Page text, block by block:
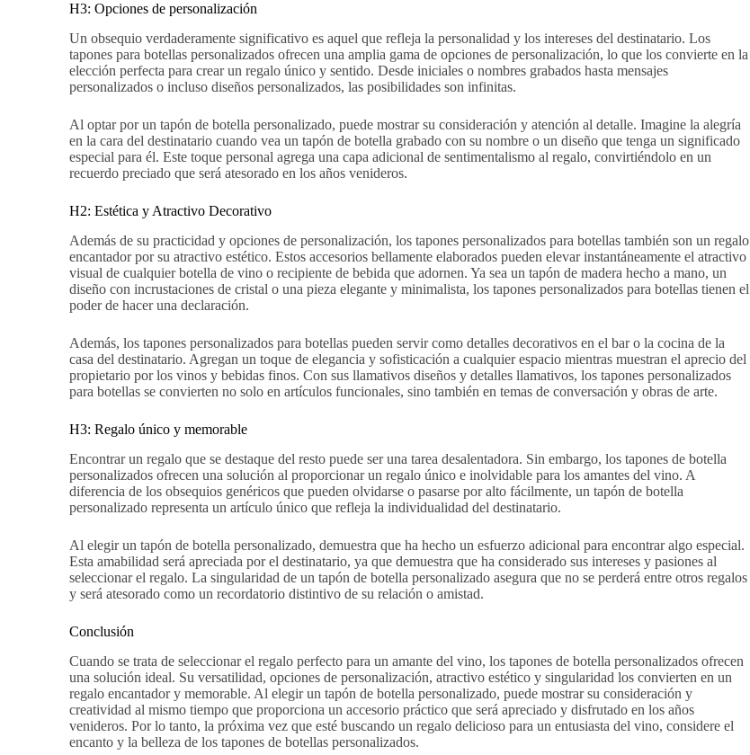
H3: Opciones de personalización
Un obsequio verdaderamente significativo es aquel que refleja la personalidad y los intereses del destinatario. Los
tapones para botellas personalizados ofrecen una amplia gama de opciones de personalización, lo que los convierte en la
elección perfecta para crear un regalo único y sentido. Desde iniciales o nombres grabados hasta mensajes
personalizados o incluso diseños personalizados, las posibilidades son infinitas.
Al optar por un tapón de botella personalizado, puede mostrar su consideración y atención al detalle. Imagine la alegría
en la cara del destinatario cuando vea un tapón de botella grabado con su nombre o un diseño que tenga un significado
especial para él. Este toque personal agrega una capa adicional de sentimentalismo al regalo, convirtiéndolo en un
recuerdo preciado que será atesorado en los años venideros.
H2: Estética y Atractivo Decorativo
Además de su practicidad y opciones de personalización, los tapones personalizados para botellas también son un regalo
encantador por su atractivo estético. Estos accesorios bellamente elaborados pueden elevar instantáneamente el atractivo
visual de cualquier botella de vino o recipiente de bebida que adornen. Ya sea un tapón de madera hecho a mano, un
diseño con incrustaciones de cristal o una pieza elegante y minimalista, los tapones personalizados para botellas tienen el
poder de hacer una declaración.
Además, los tapones personalizados para botellas pueden servir como detalles decorativos en el bar o la cocina de la
casa del destinatario. Agregan un toque de elegancia y sofisticación a cualquier espacio mientras muestran el aprecio del
propietario por los vinos y bebidas finos. Con sus llamativos diseños y detalles llamativos, los tapones personalizados
para botellas se convierten no solo en artículos funcionales, sino también en temas de conversación y obras de arte.
H3: Regalo único y memorable
Encontrar un regalo que se destaque del resto puede ser una tarea desalentadora. Sin embargo, los tapones de botella
personalizados ofrecen una solución al proporcionar un regalo único e inolvidable para los amantes del vino. A
diferencia de los obsequios genéricos que pueden olvidarse o pasarse por alto fácilmente, un tapón de botella
personalizado representa un artículo único que refleja la individualidad del destinatario.
Al elegir un tapón de botella personalizado, demuestra que ha hecho un esfuerzo adicional para encontrar algo especial.
Esta amabilidad será apreciada por el destinatario, ya que demuestra que ha considerado sus intereses y pasiones al
seleccionar el regalo. La singularidad de un tapón de botella personalizado asegura que no se perderá entre otros regalos
y será atesorado como un recordatorio distintivo de su relación o amistad.
Conclusión
Cuando se trata de seleccionar el regalo perfecto para un amante del vino, los tapones de botella personalizados ofrecen
una solución ideal. Su versatilidad, opciones de personalización, atractivo estético y singularidad los convierten en un
regalo encantador y memorable. Al elegir un tapón de botella personalizado, puede mostrar su consideración y
creatividad al mismo tiempo que proporciona un accesorio práctico que será apreciado y disfrutado en los años
venideros. Por lo tanto, la próxima vez que esté buscando un regalo delicioso para un entusiasta del vino, considere el
encanto y la belleza de los tapones de botellas personalizados.